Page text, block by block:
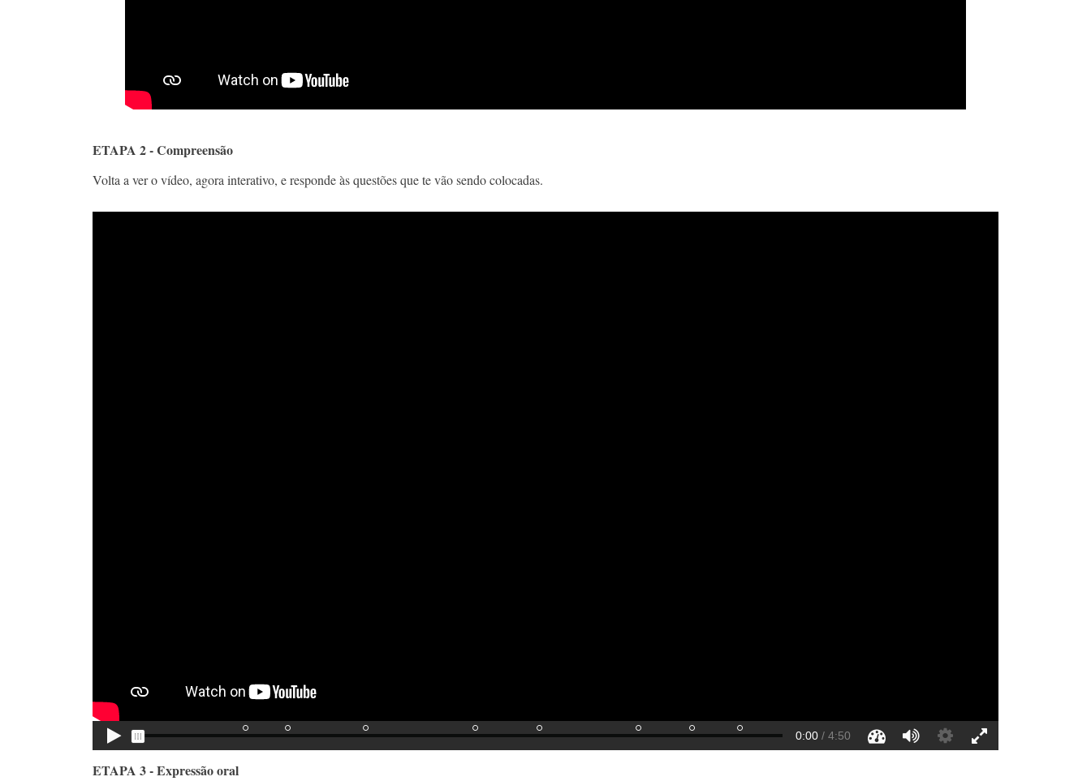
ETAPA 2 - Compreensão
Volta a ver o vídeo, agora interativo, e responde às questões que te vão sendo colocadas.
ETAPA 3 - Expressão oral